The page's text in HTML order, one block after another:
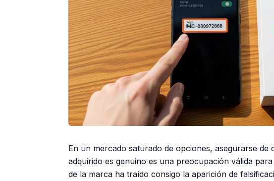
En un mercado saturado de opciones, asegurarse de
adquirido es genuino es una preocupación válida
de la marca ha traído consigo la aparición de